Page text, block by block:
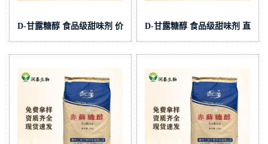
D-甘露糖醇 食品级甜味剂 价
格.
D-甘露糖醇 食品级甜味剂 直
销.